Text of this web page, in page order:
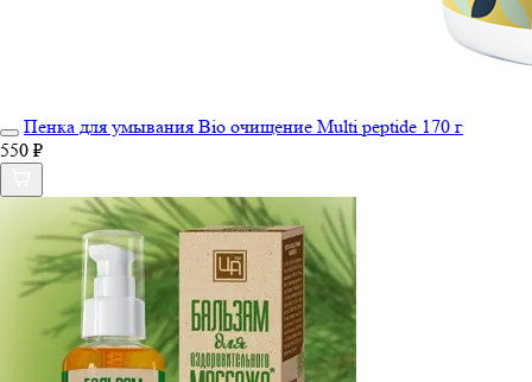
Пенка для умывания Bio очищение Multi peptide 170 г
550 ₽